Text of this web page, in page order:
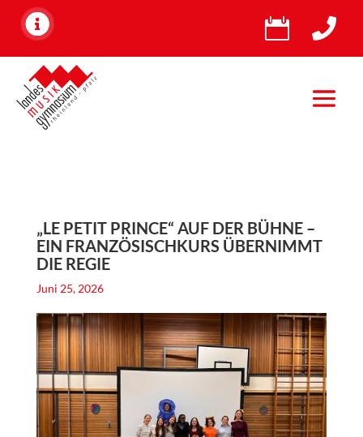
 
„LE PETIT PRINCE“ AUF DER BÜHNE –
EIN FRANZÖSISCHKURS ÜBERNIMMT
DIE REGIE
Juni 25, 2026